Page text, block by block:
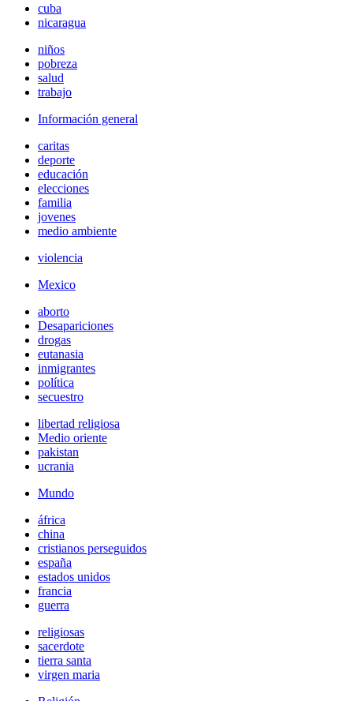
cuba
nicaragua
niños
pobreza
salud
trabajo
Información general
caritas
deporte
educación
elecciones
familia
jovenes
medio ambiente
violencia
Mexico
aborto
Desapariciones
drogas
eutanasia
inmigrantes
política
secuestro
libertad religiosa
Medio oriente
pakistan
ucrania
Mundo
áfrica
china
cristianos perseguidos
españa
estados unidos
francia
guerra
religiosas
sacerdote
tierra santa
virgen maria